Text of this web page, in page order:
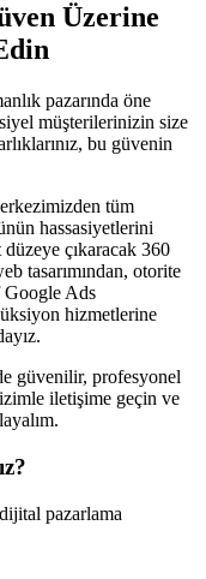
Üzerine
pazarında öne
müşterilerinizin size
bu güvenin
tüm
hassasiyetlerini
düzeye çıkaracak 360
tasarımından, otorite
Google Ads
hizmetlerine
güvenilir, profesyonel
iletişime geçin ve
pazarlama